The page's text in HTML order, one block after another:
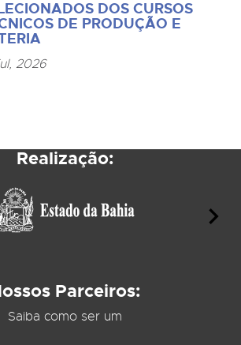
DOS CURSOS
DE PRODUÇÃO E
2026
Realização:
Parceiros:
Saiba como ser um